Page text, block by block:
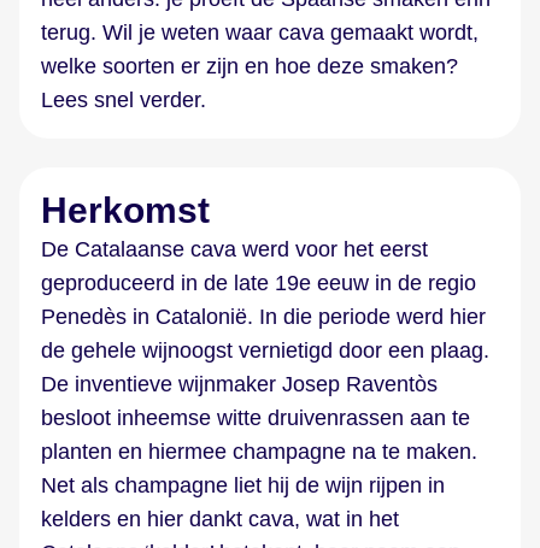
terug. Wil je weten waar cava gemaakt wordt,
welke soorten er zijn en hoe deze smaken?
Lees snel verder.
Herkomst
De Catalaanse cava werd voor het eerst
geproduceerd in de late 19e eeuw in de regio
Penedès in Catalonië. In die periode werd hier
de gehele wijnoogst vernietigd door een plaag.
De inventieve wijnmaker Josep Raventòs
besloot inheemse witte druivenrassen aan te
planten en hiermee champagne na te maken.
Net als champagne liet hij de wijn rijpen in
kelders en hier dankt cava, wat in het